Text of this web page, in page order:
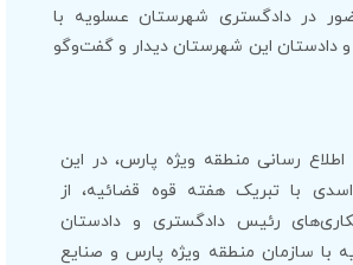
در دادگستری شهرستان عسلویه با
دادستان این شهرستان دیدار و گفت‌وگو
اطلاع رسانی منطقه ویژه پارس، در این
با تبریک هفته قوه قضائیه، از
رئیس دادگستری و دادستان
با سازمان منطقه ویژه پارس و صنایع